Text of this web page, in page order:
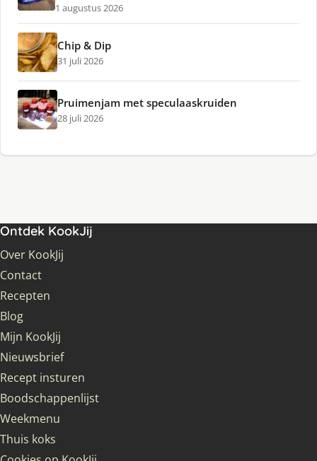
1 augustus 2026
Chip & Dip
31 juli 2026
Pruimenjam met speculaaskruiden
28 juli 2026
Ontdek KookJij
Over KookJij
Contact
Recepten
Blog
Mijn KookJij
Nieuwsbrief
Recept insturen
Boodschappenlijst
Weekmenu
Thuis koks